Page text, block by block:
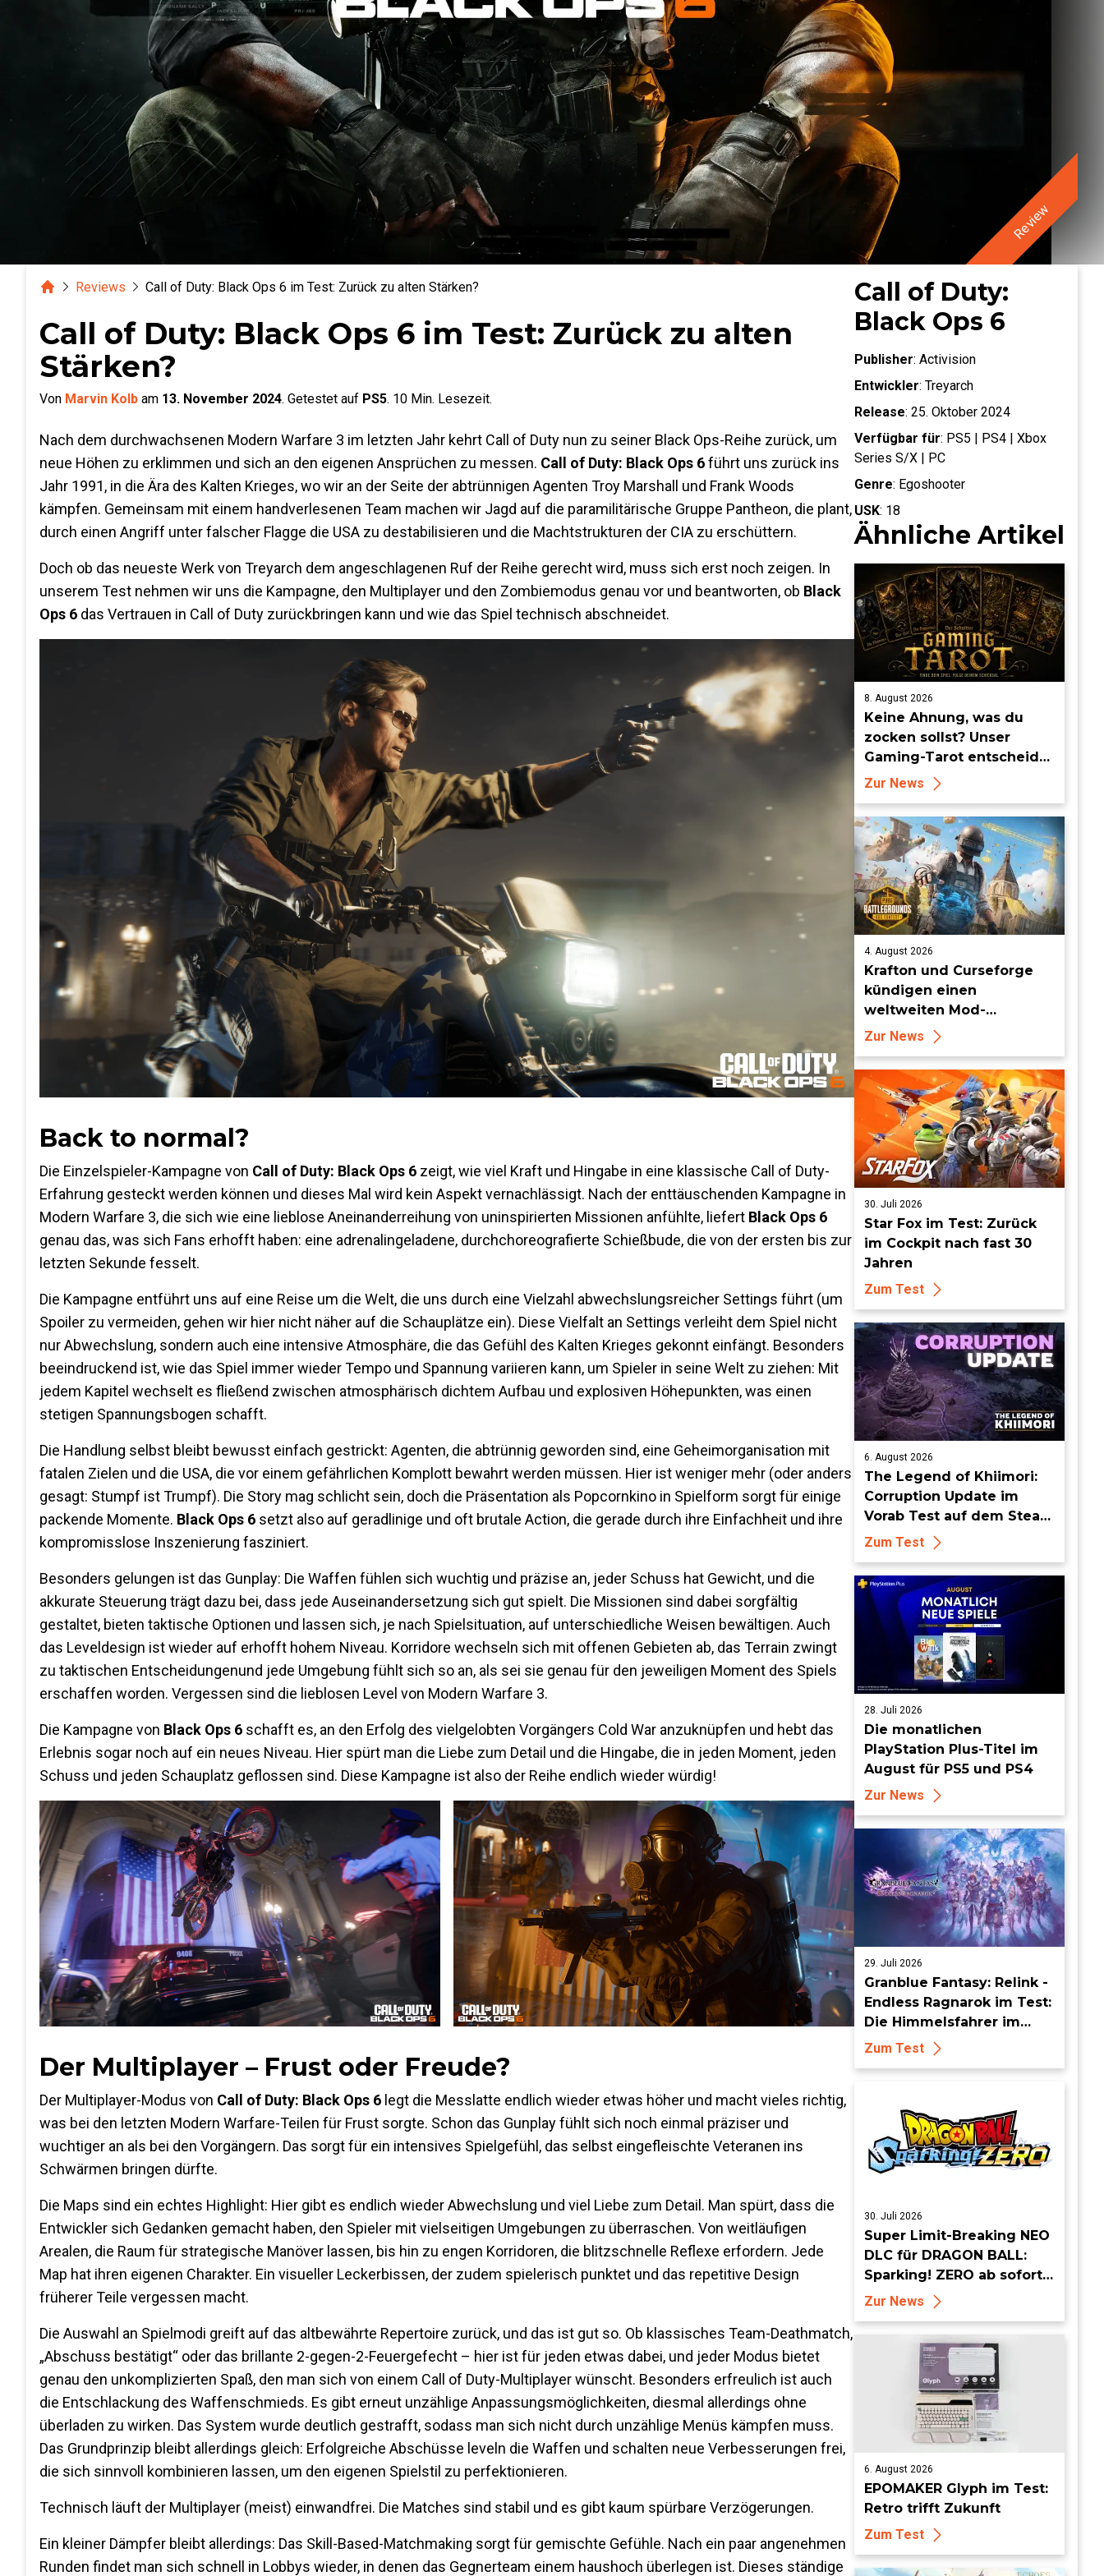
Review
HomeReviews Call of Duty: Black Ops 6 im Test: Zurück zu alten Stärken?
Call of Duty: Black Ops 6 im Test: Zurück zu alten
Stärken?
Von Marvin Kolb am 13. November 2024. Getestet auf PS5. 10 Min. Lesezeit.
Nach dem durchwachsenen Modern Warfare 3 im letzten Jahr kehrt Call of Duty nun zu seiner Black Ops-Reihe zurück, um
neue Höhen zu erklimmen und sich an den eigenen Ansprüchen zu messen. Call of Duty: Black Ops 6führt uns zurück ins
Jahr 1991, in die Ära des Kalten Krieges, wo wir an der Seite der abtrünnigen Agenten Troy Marshall und Frank Woods
kämpfen. Gemeinsam mit einem handverlesenen Team machen wir Jagd auf die paramilitärische Gruppe Pantheon, die plant,
durch einen Angriff unter falscher Flagge die USA zu destabilisieren und die Machtstrukturen der CIA zu erschüttern.
Doch ob das neueste Werk von Treyarch dem angeschlagenen Ruf der Reihe gerecht wird, muss sich erst noch zeigen. In
unserem Test nehmen wir uns die Kampagne, den Multiplayer und den Zombiemodus genau vor und beantworten, ob Black
Ops 6 das Vertrauen in Call of Duty zurückbringen kann und wie das Spiel technisch abschneidet.
Back to normal?
Die Einzelspieler-Kampagne von Call of Duty: Black Ops 6 zeigt, wie viel Kraft und Hingabe in eine klassische Call of Duty-
Erfahrung gesteckt werden können und dieses Mal wird kein Aspekt vernachlässigt. Nach der enttäuschenden Kampagne in
Modern Warfare 3, die sich wie eine lieblose Aneinanderreihung von uninspirierten Missionen anfühlte, liefert Black Ops 6
genau das, was sich Fans erhofft haben: eine adrenalingeladene, durchchoreografierte Schießbude, die von der ersten bis zur
letzten Sekunde fesselt.
Die Kampagne entführt uns auf eine Reise um die Welt, die uns durch eine Vielzahl abwechslungsreicher Settings führt (um
Spoiler zu vermeiden, gehen wir hier nicht näher auf die Schauplätze ein). Diese Vielfalt an Settings verleiht dem Spiel nicht
nur Abwechslung, sondern auch eine intensive Atmosphäre, die das Gefühl des Kalten Krieges gekonnt einfängt. Besonders
beeindruckend ist, wie das Spiel immer wieder Tempo und Spannung variieren kann, um Spieler in seine Welt zu ziehen: Mit
jedem Kapitel wechselt es fließend zwischen atmosphärisch dichtem Aufbau und explosiven Höhepunkten, was einen
stetigen Spannungsbogen schafft.
Die Handlung selbst bleibt bewusst einfach gestrickt: Agenten, die abtrünnig geworden sind, eine Geheimorganisation mit
fatalen Zielen und die USA, die vor einem gefährlichen Komplott bewahrt werden müssen. Hier ist weniger mehr (oder anders
gesagt: Stumpf ist Trumpf). Die Story mag schlicht sein, doch die Präsentation als Popcornkino in Spielform sorgt für einige
packende Momente. Black Ops 6 setzt also auf geradlinige und oft brutale Action, die gerade durch ihre Einfachheit und ihre
kompromisslose Inszenierung fasziniert.
Besonders gelungen ist das Gunplay: Die Waffen fühlen sich wuchtig und präzise an, jeder Schuss hat Gewicht, und die
akkurate Steuerung trägt dazu bei, dass jede Auseinandersetzung sich gut spielt. Die Missionen sind dabei sorgfältig
gestaltet, bieten taktische Optionen und lassen sich, je nach Spielsituation, auf unterschiedliche Weisen bewältigen. Auch
das Leveldesign ist wieder auf erhofft hohem Niveau. Korridore wechseln sich mit offenen Gebieten ab, das Terrain zwingt
zu taktischen Entscheidungenund jede Umgebung fühlt sich so an, als sei sie genau für den jeweiligen Moment des Spiels
erschaffen worden. Vergessen sind die lieblosen Level von Modern Warfare 3.
Die Kampagne von Black Ops 6 schafft es, an den Erfolg des vielgelobten Vorgängers Cold War anzuknüpfen und hebt das
Erlebnis sogar noch auf ein neues Niveau. Hier spürt man die Liebe zum Detail und die Hingabe, die in jeden Moment, jeden
Schuss und jeden Schauplatz geflossen sind. Diese Kampagne ist also der Reihe endlich wieder würdig!
Der Multiplayer – Frust oder Freude?
Der Multiplayer-Modus von Call of Duty: Black Ops 6 legt die Messlatte endlich wieder etwas höher und macht vieles richtig,
was bei den letzten Modern Warfare-Teilen für Frust sorgte. Schon das Gunplay fühlt sich noch einmal präziser und
wuchtiger an als bei den Vorgängern. Das sorgt für ein intensives Spielgefühl, das selbst eingefleischte Veteranen ins
Schwärmen bringen dürfte.
Die Maps sind ein echtes Highlight: Hier gibt es endlich wieder Abwechslung und viel Liebe zum Detail. Man spürt, dass die
Entwickler sich Gedanken gemacht haben, den Spieler mit vielseitigen Umgebungen zu überraschen. Von weitläufigen
Arealen, die Raum für strategische Manöver lassen, bis hin zu engen Korridoren, die blitzschnelle Reflexe erfordern. Jede
Map hat ihren eigenen Charakter. Ein visueller Leckerbissen, der zudem spielerisch punktet und das repetitive Design
früherer Teile vergessen macht.
Die Auswahl an Spielmodi greift auf das altbewährte Repertoire zurück, und das ist gut so. Ob klassisches Team-Deathmatch,
„Abschuss bestätigt“ oder das brillante 2-gegen-2-Feuergefecht – hier ist für jeden etwas dabei, und jeder Modus bietet
genau den unkomplizierten Spaß, den man sich von einem Call of Duty-Multiplayer wünscht. Besonders erfreulich ist auch
die Entschlackung des Waffenschmieds. Es gibt erneut unzählige Anpassungsmöglichkeiten, diesmal allerdings ohne
überladen zu wirken. Das System wurde deutlich gestrafft, sodass man sich nicht durch unzählige Menüs kämpfen muss.
Das Grundprinzip bleibt allerdings gleich: Erfolgreiche Abschüsse leveln die Waffen und schalten neue Verbesserungen frei,
die sich sinnvoll kombinieren lassen, um den eigenen Spielstil zu perfektionieren.
Technisch läuft der Multiplayer (meist) einwandfrei. Die Matches sind stabil und es gibt kaum spürbare Verzögerungen.
Ein kleiner Dämpfer bleibt allerdings: Das Skill-Based-Matchmaking sorgt für gemischte Gefühle. Nach ein paar angenehmen
Runden findet man sich schnell in Lobbys wieder, in denen das Gegnerteam einem haushoch überlegen ist. Dieses ständige
Call of Duty:
Black Ops 6
Publisher: Activision
Entwickler: Treyarch
Release: 25. Oktober 2024
Verfügbar für: PS5 | PS4 | Xbox
Series S/X | PC
Genre: Egoshooter
USK: 18
Ähnliche Artikel
8. August 2026
Keine Ahnung, was du
zocken sollst? Unser
Gaming-Tarot entscheidet
für dich!
Zur News
4. August 2026
Krafton und Curseforge
kündigen einen
weltweiten Mod-
Wettbewerb mit einem
Preisgeld von 95.000 US-
Dollar an
Zur News
30. Juli 2026
Star Fox im Test: Zurück
im Cockpit nach fast 30
Jahren
Zum Test
6. August 2026
The Legend of Khiimori:
Corruption Update im
Vorab Test auf dem Steam
Deck - Die Idylle bekommt
dunkle Risse
Zum Test
28. Juli 2026
Die monatlichen
PlayStation Plus-Titel im
August für PS5 und PS4
Zur News
29. Juli 2026
Granblue Fantasy: Relink -
Endless Ragnarok im Test:
Die Himmelsfahrer im
endlosen Endgame
Zum Test
30. Juli 2026
Super Limit-Breaking NEO
DLC für DRAGON BALL:
Sparking! ZERO ab sofort
erhältlich
Zur News
6. August 2026
EPOMAKER Glyph im Test:
Retro trifft Zukunft
Zum Test